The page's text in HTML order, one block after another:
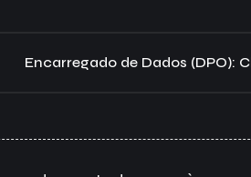
Encarregado de Dados (DPO):